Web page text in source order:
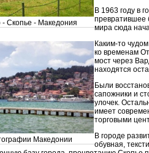
- Скопье - Македония
В 1963 году в
превратившее
мира сюда
Македонии
Каким-то
ко временам
мост через
находятся
Были
сапожники и
улочек.
имеет
торговыми
В городе
обувная,